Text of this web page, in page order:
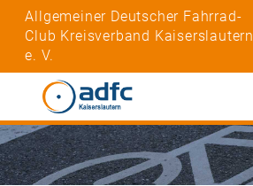
Allgemeiner Deutscher Fahrrad-
Club Kreisverband Kaiserslautern
e. V.